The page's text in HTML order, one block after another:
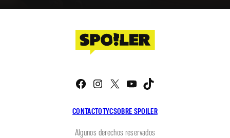
CONTACTOTYCSOBRE SPOILER
Facebook
Instagram
X YouTube
Algunos derechos reservados